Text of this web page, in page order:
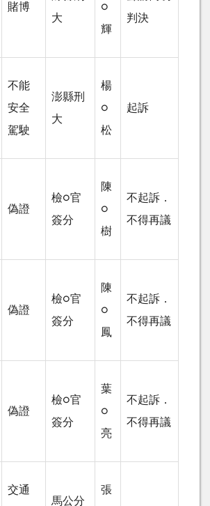
賭博
大
○
輝
判決
不能
安全
駕駛
澎縣刑
大
楊
○
松
起訴
偽證
檢○官
簽分
陳
○
樹
不起訴．
不得再議
偽證
檢○官
簽分
陳
○
鳳
不起訴．
不得再議
偽證
檢○官
簽分
葉
○
亮
不起訴．
不得再議
交通
馬公分
張